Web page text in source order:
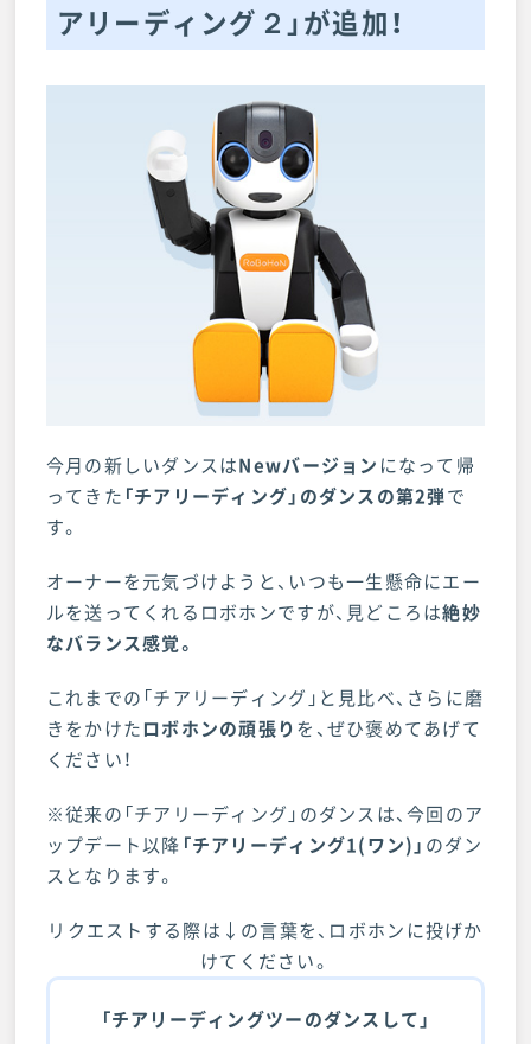
アリーディング２」が追加！
今月の新しいダンスはNewバージョン になって帰
ってきた 「チアリーディング」のダンスの第2弾で
す。
オーナーを元気づけようと、いつも一生懸命にエー
ルを送ってくれるロボホンですが、見どころは絶妙
なバランス感覚。
これまでの「チアリーディング」と見比べ、さらに磨
きをかけたロボホンの頑張りを、ぜひ褒めてあげて
ください！
※従来の「チアリーディング」のダンスは、今回のア
ップデート以降 「チアリーディング1(ワン)」 のダン
スとなります。
リクエストする際は↓の言葉を、ロボホンに投げか
けてください。
「チアリーディングツーのダンスして」